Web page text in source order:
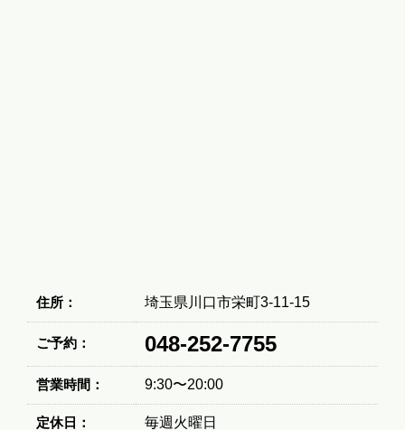
住所： 埼玉県川口市栄町3-11-15
ご予約： 048-252-7755
営業時間： 9:30〜20:00
定休日： 毎週火曜日